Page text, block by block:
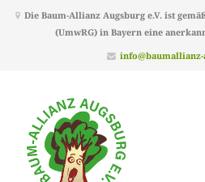
Die Baum-Allianz Augsburg e.V. ist
(UmwRG) in Bayern eine
info@baumallianz-